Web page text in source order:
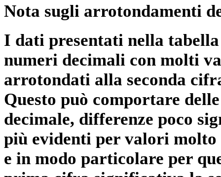
Nota sugli arrotondamenti
I dati presentati nella
numeri decimali con molti
arrotondati alla seconda
Questo può comportare
decimale, differenze poco
più evidenti per valori
e in modo particolare per